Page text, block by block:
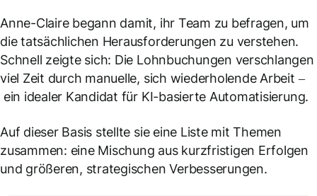
Anne-Claire begann damit, ihr Team zu befragen, um
die tatsächlichen Herausforderungen zu verstehen.
Schnell zeigte sich: Die Lohnbuchungen verschlangen
viel Zeit durch manuelle, sich wiederholende Arbeit –
ein idealer Kandidat für KI-basierte Automatisierung.
Auf dieser Basis stellte sie eine Liste mit Themen
zusammen: eine Mischung aus kurzfristigen Erfolgen
und größeren, strategischen Verbesserungen.